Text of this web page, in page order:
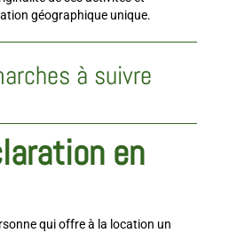
géographique unique.
à suivre
en
qui offre à la location un